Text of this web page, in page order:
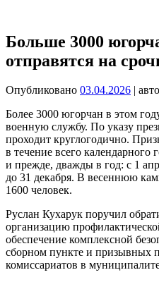
Больше 3000
отправятся на
Опубликовано 03.04.2026 |
Более 3000 югорчан в этом
военную службу. По указу
проходит круглогодично.
в течение всего календарного
и прежде, дважды в год: с 1
до 31 декабря. В весеннюю
1600 человек.
Руслан Кухарук поручил
организацию
обеспечение комплексной
сборном пункте и призывных
комиссариатов в